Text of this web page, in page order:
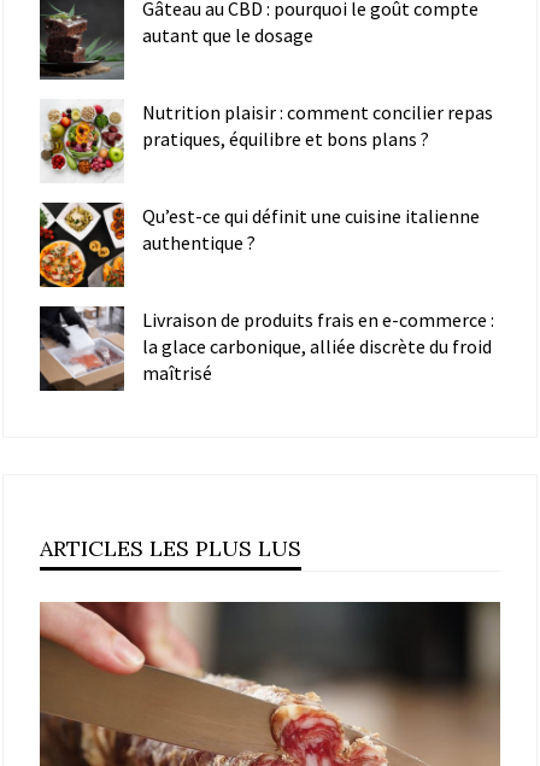
Gâteau au CBD : pourquoi le goût compte
autant que le dosage
Nutrition plaisir : comment concilier repas
pratiques, équilibre et bons plans ?
Qu’est-ce qui définit une cuisine italienne
authentique ?
Livraison de produits frais en e-commerce :
la glace carbonique, alliée discrète du froid
maîtrisé
ARTICLES LES PLUS LUS